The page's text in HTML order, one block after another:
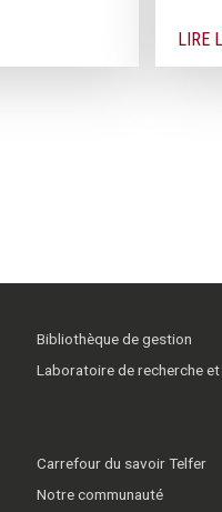
LIRE
Bibliothèque de gestion
Laboratoire de recherche
Carrefour du savoir Telfer
Notre communauté